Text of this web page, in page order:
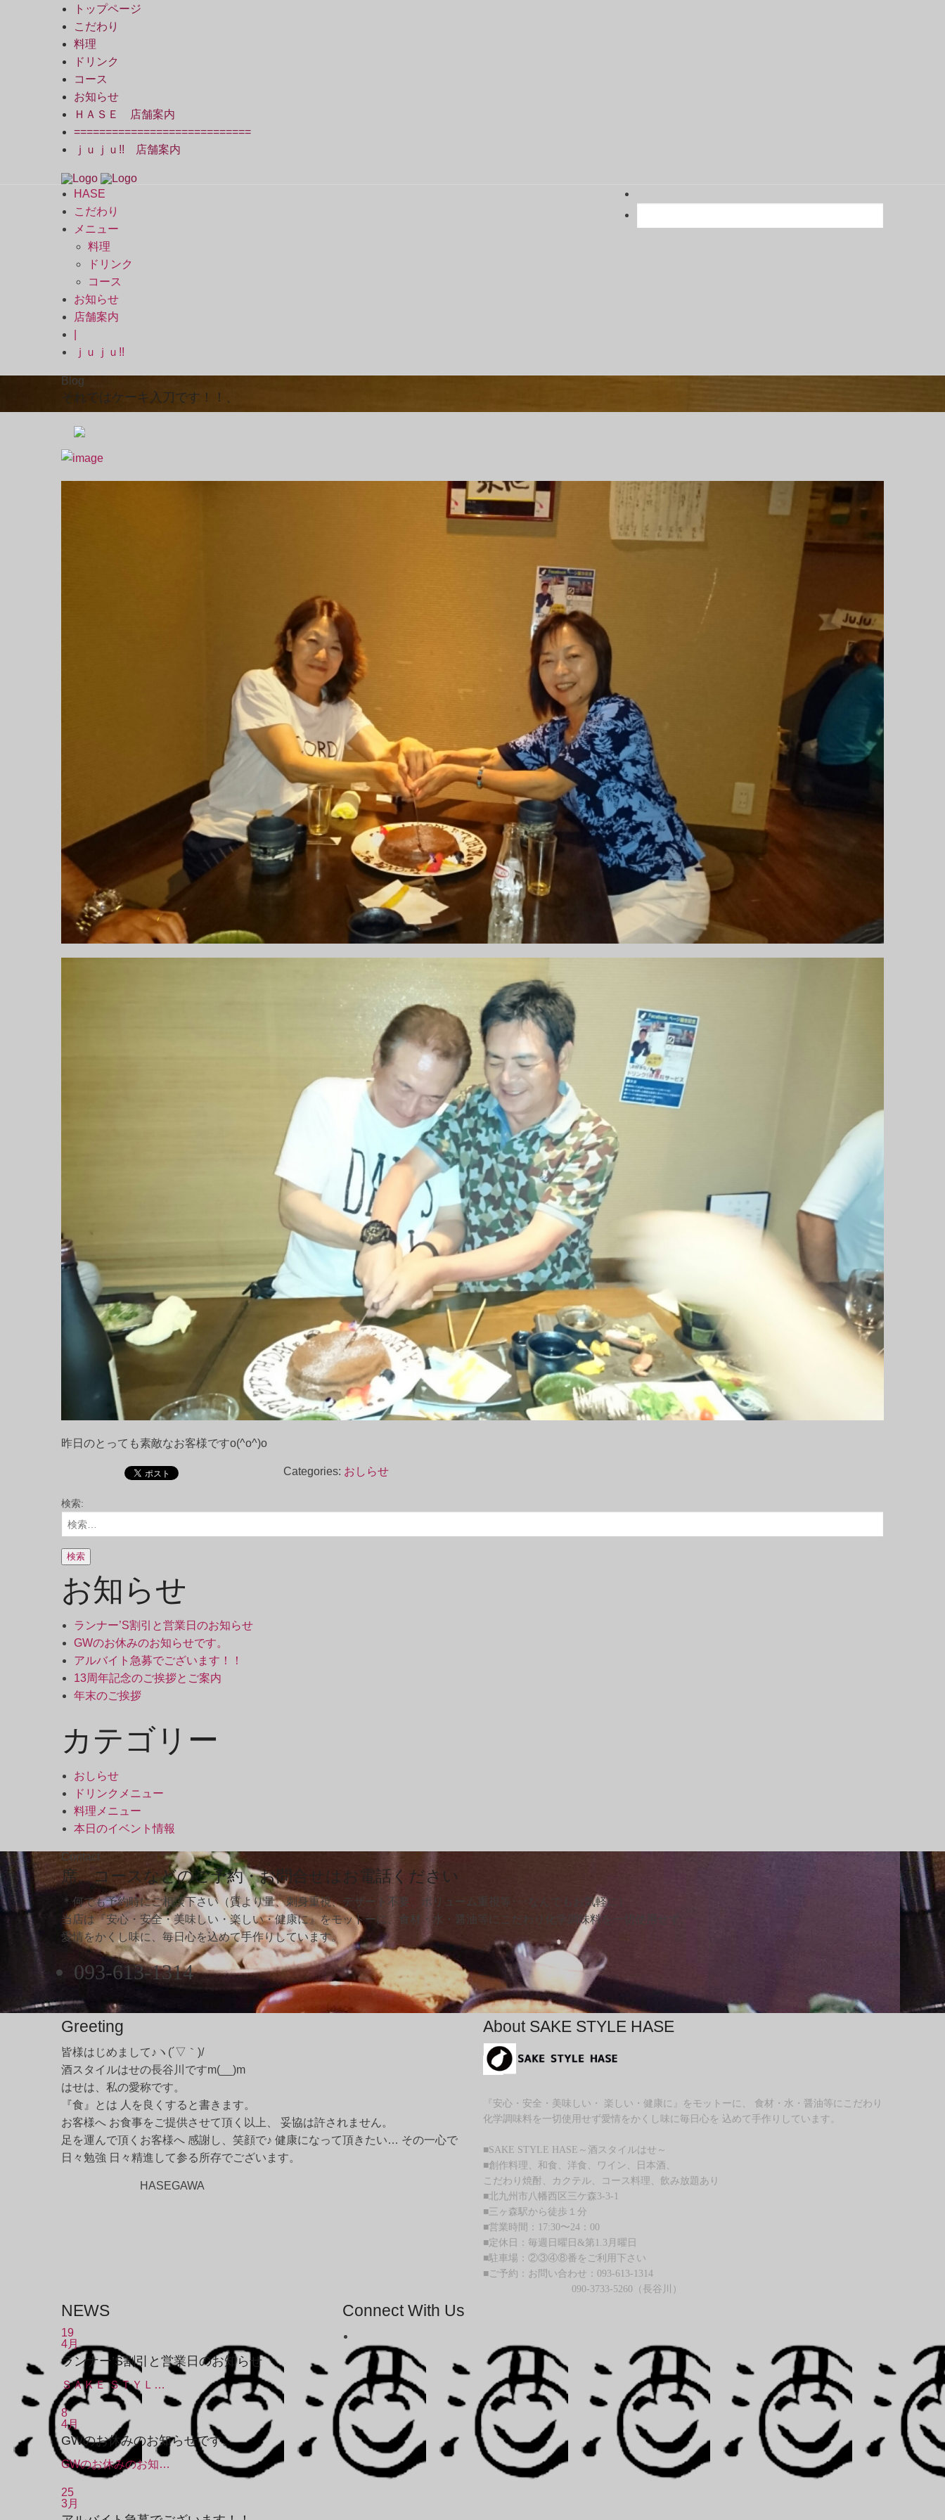
トップページ
こだわり
料理
ドリンク
コース
お知らせ
ＨＡＳＥ 店舗案内
============================
ｊｕｊｕ!! 店舗案内
HASE
こだわり
メニュー
料理
ドリンク
コース
お知らせ
店舗案内
ｊｕｊｕ!!
Blog
それではケーキ入刀です！！、
昨日のとっても素敵なお客様ですo(^o^)o
Categories: おしらせ
検索:
お知らせ
ランナー’S割引と営業日のお知らせ
GWのお休みのお知らせです。
アルバイト急募でございます！！
13周年記念のご挨拶とご案内
年末のご挨拶
カテゴリー
おしらせ
ドリンクメニュー
料理メニュー
本日のイベント情報
Contact
席、コースなどのご予約・お問合せはお電話ください
＊何でも予約時にご相談下さい（質より量、刺身重視、デザート不要、ボリューム重視等･･･なんでもお気軽に）
当店は『安心・安全・美味しい・楽しい・健康に』をモットーに、食材・水・醤油等にこだわり化学調味料を一切使用せず、
愛情をかくし味に、毎日心を込めて手作りしています。
093-613-1314
Greeting
皆様はじめまして♪ヽ(´▽｀)/
酒スタイルはせの長谷川ですm(__)m
はせは、私の愛称です。
『食』とは 人を良くすると書きます。
お客様へ お食事をご提供させて頂く以上、 妥協は許されません。
足を運んで頂くお客様へ 感謝し、笑顔で♪ 健康になって頂きたい… その一心で
日々勉強 日々精進して参る所存でございます。
HASEGAWA
About SAKE STYLE HASE
『安心・安全・美味しい・ 楽しい・健康に』をモットーに、 食材・水・醤油等にこだわり
化学調味料を一切使用せず愛情をかくし味に毎日心を 込めて手作りしています。
■SAKE STYLE HASE～酒スタイルはせ～
■創作料理、和食、洋食、ワイン、日本酒、
こだわり焼酎、カクテル、コース料理、飲み放題あり
■北九州市八幡西区三ケ森3-3-1
■三ヶ森駅から徒歩１分
■営業時間：17:30〜24：00
■定休日：毎週日曜日&第1.3月曜日
■駐車場：②③④⑧番をご利用下さい
■ご予約：お問い合わせ：093-613-1314
090-3733-5260（長谷川）
NEWS
19
4月
ランナー’S割引と営業日のお知らせ
ＳＡＫＥ ＳＴＹＬ…
8
4月
GWのお休みのお知らせです。
GWのお休みのお知…
25
3月
Connect With Us